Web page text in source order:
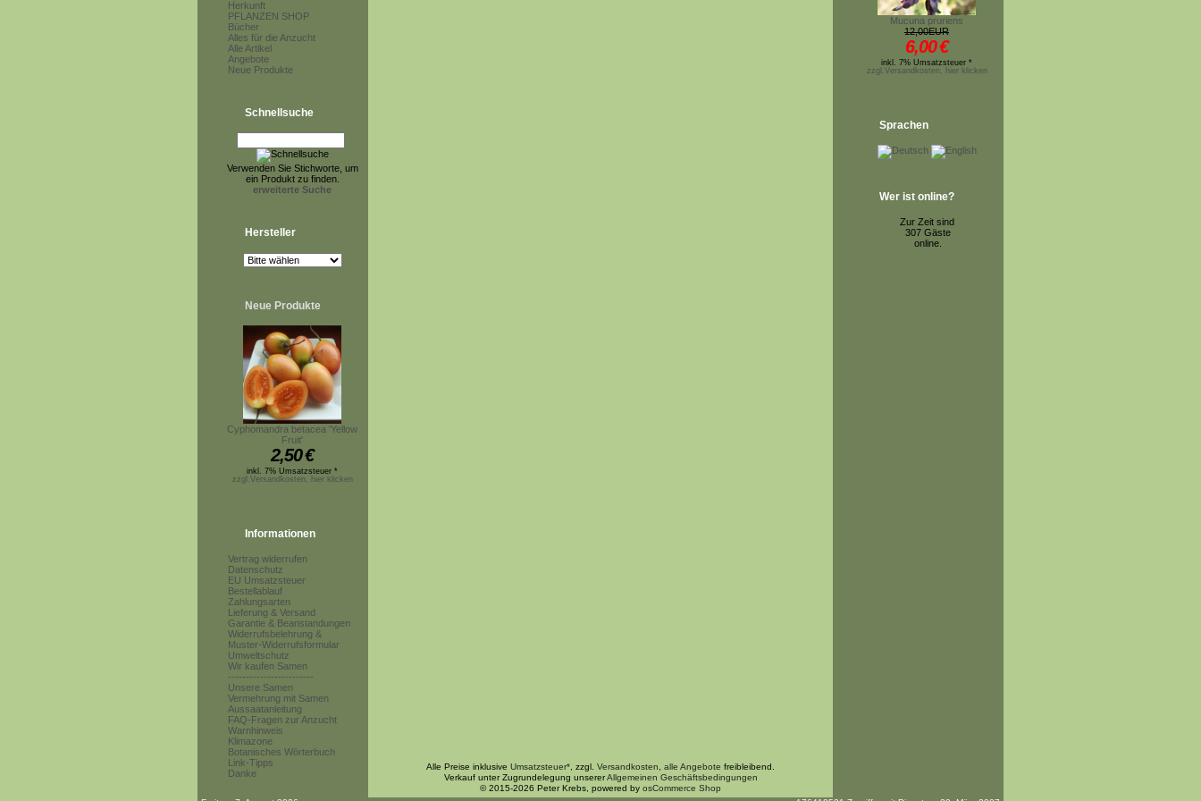
Herkunft
PFLANZEN SHOP
Bücher
Alles für die Anzucht
Alle Artikel
Angebote
Neue Produkte
Schnellsuche
Verwenden Sie Stichworte, um
ein Produkt zu finden.
erweiterte Suche
Hersteller
Neue Produkte
Cyphomandra betacea 'Yellow
Fruit'
2,50€
inkl. 7% Umsatzsteuer *
zzgl.Versandkosten, hier klicken
Informationen
Vertrag widerrufen
Datenschutz
EU Umsatzsteuer
Bestellablauf
Zahlungsarten
Lieferung & Versand
Garantie & Beanstandungen
Widerrufsbelehrung &
Muster-Widerrufsformular
Umweltschutz
Wir kaufen Samen
------------------------
Unsere Samen
Vermehrung mit Samen
Aussaatanleitung
FAQ-Fragen zur Anzucht
Warnhinweis
Klimazone
Botanisches Wörterbuch
Link-Tipps
Danke
Mucuna pruriens
12,00EUR
6,00€
inkl. 7% Umsatzsteuer *
zzgl.Versandkosten, hier klicken
Sprachen
Wer ist online?
Zur Zeit sind
307 Gäste
online.
Alle Preise inklusive Umsatzsteuer* , zzgl. Versandkosten alle Angebote freibleibend.
Verkauf unter Zugrundelegung unsererAllgemeinen Geschäftsbedingungen
© 2015-2026 Peter Krebs, powered by osCommerce Shop